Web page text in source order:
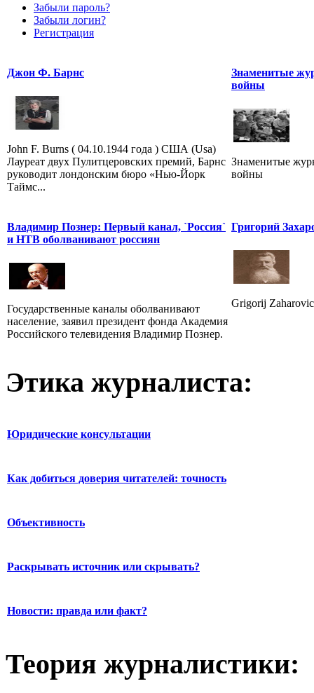
Забыли пароль?
Забыли логин?
Регистрация
Джон Ф. Барнс
John F. Burns ( 04.10.1944 года ) США (Usa)
Лауреат двух Пулитцеровских премий, Барнс
руководит лондонским бюро «Нью-Йорк
Таймс...
Знаменитые
войны
Знаменитые
войны
Владимир Познер: Первый канал, `Россия`
и НТВ оболванивают россиян
Государственные каналы оболванивают
население, заявил президент фонда Академия
Российского телевидения Владимир Познер.
Григорий
Grigorij
Этика журналиста:
Юридические консультации
Как добиться доверия читателей: точность
Объективность
Раскрывать источник или скрывать?
Новости: правда или факт?
Теория журналистики: